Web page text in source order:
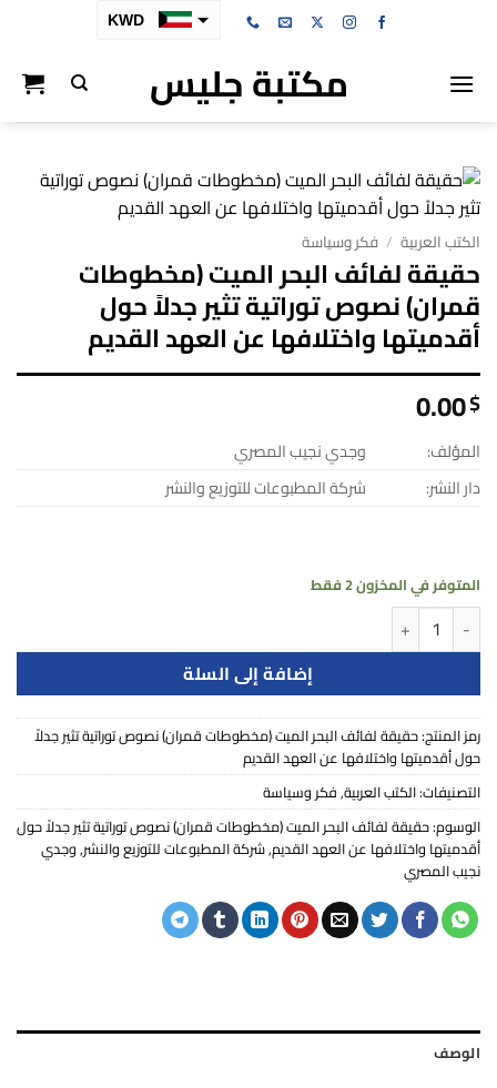
KWD
OMR
QAR
مكتبة جليس
الكتب العربية / فكر وسياسة
حقيقة لفائف البحر الميت (مخطوطات
قمران) نصوص توراتية تثير جدلاً حول
أقدميتها واختلافها عن العهد القديم
0.00$
المؤلف:
وجدي نجيب المصري
دار النشر:
شركة المطبوعات للتوزيع والنشر
المتوفر في المخزون 2 فقط
كمية حقيقة لفائف البحر الميت (مخطوطات قمران) نصوص توراتية
إضافة إلى السلة
رمز المنتج:حقيقة لفائف البحر الميت (مخطوطات قمران) نصوص توراتية تثير جدلاً
حول أقدميتها واختلافها عن العهد القديم
التصنيفات:الكتب العربية,فكر وسياسة
الوسوم:حقيقة لفائف البحر الميت (مخطوطات قمران) نصوص توراتية تثير جدلاً حول
أقدميتها واختلافها عن العهد القديم,شركة المطبوعات للتوزيع والنشر,وجدي
نجيب المصري
الوصف